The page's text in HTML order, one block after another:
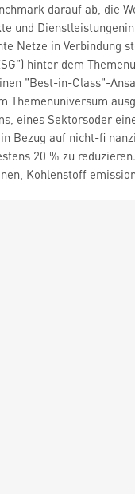
darauf ab, die
und
Netze in Verbindung
hinter dem
"Best-in-Class"-
Themenuniversum
eines Sektorsoder
Bezug auf nicht-fi
20 % zu
Kohlenstoff